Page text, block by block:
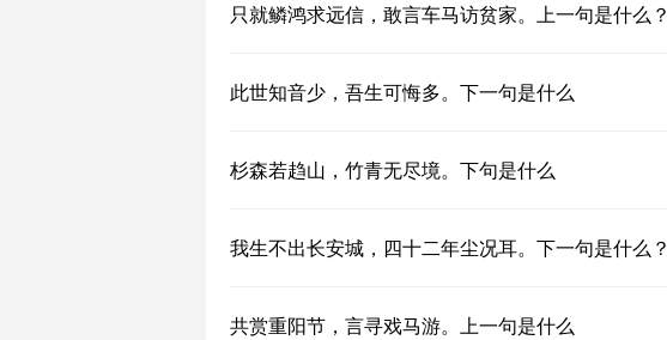
只就鳞鸿求远信，敢言车马访贫家。上一句是什么？
此世知音少，吾生可悔多。下一句是什么
杉森若趋山，竹青无尽境。下句是什么
我生不出长安城，四十二年尘况耳。下一句是什么？
共赏重阳节，言寻戏马游。上一句是什么